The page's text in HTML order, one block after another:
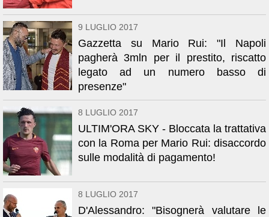
9 LUGLIO 2017
Gazzetta su Mario Rui: "Il Napoli
pagherà 3mln per il prestito, riscatto
legato ad un numero basso di
presenze"
8 LUGLIO 2017
ULTIM'ORA SKY - Bloccata la trattativa
con la Roma per Mario Rui: disaccordo
sulle modalità di pagamento!
8 LUGLIO 2017
D'Alessandro: "Bisognerà valutare le